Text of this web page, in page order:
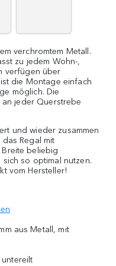
verchromtem Metall.
zu jedem Wohn-,
verfügen über
die Montage einfach
möglich. Die
jeder Querstrebe
und wieder zusammen
Regal mit
beliebig
so optimal nutzen.
vom Hersteller!
aus Metall, mit